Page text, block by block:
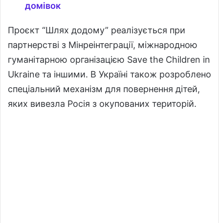
домівок
Проєкт “Шлях додому” реалізується при
партнерстві з Мінреінтеграції, міжнародною
гуманітарною організацією Save the Children in
Ukraine та іншими. В Україні також розроблено
спеціальний механізм для повернення дітей,
яких вивезла Росія з окупованих територій.